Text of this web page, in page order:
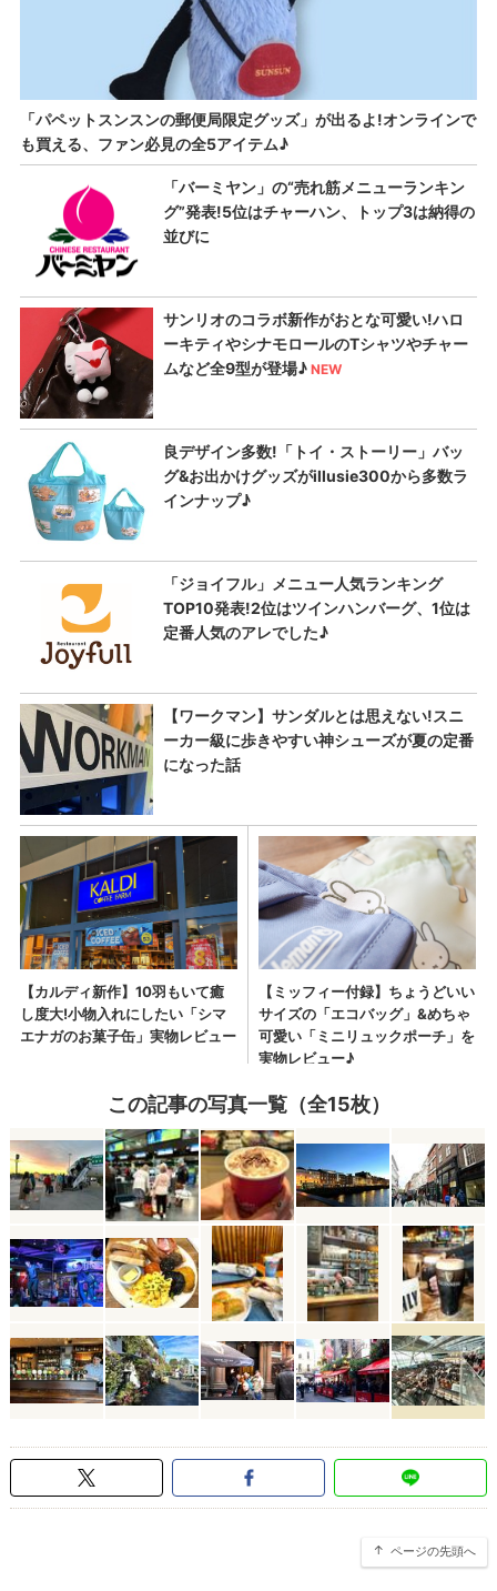
この記事の写真一覧（全15枚）
ページの先頭へ